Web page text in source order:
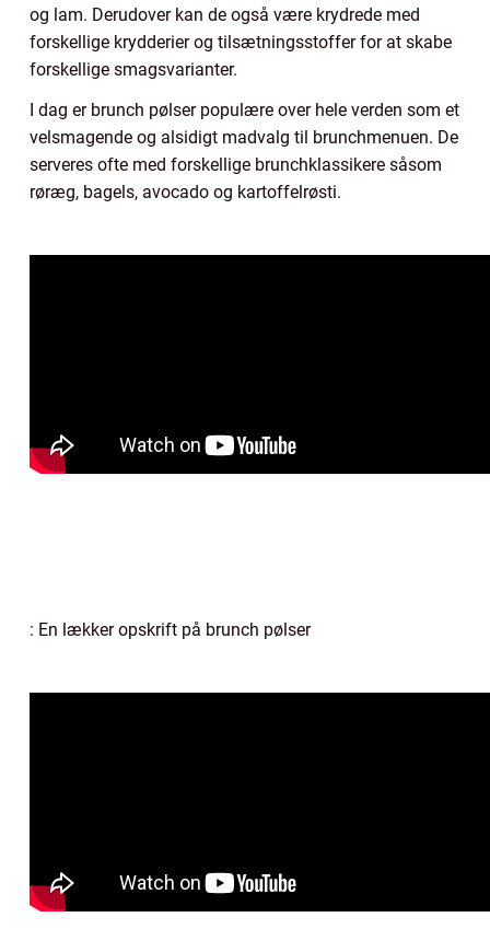
og lam. Derudover kan de også være krydrede med
forskellige krydderier og tilsætningsstoffer for at skabe
forskellige smagsvarianter.
I dag er brunch pølser populære over hele verden som et
velsmagende og alsidigt madvalg til brunchmenuen. De
serveres ofte med forskellige brunchklassikere såsom
røræg, bagels, avocado og kartoffelrøsti.
: En lækker opskrift på brunch pølser